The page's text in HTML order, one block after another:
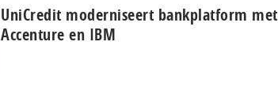
UniCredit moderniseert bankplatform met
Accenture en IBM